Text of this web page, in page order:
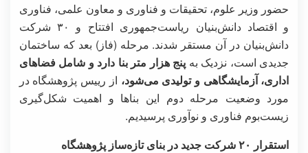
حضور وزیر علوم، تحقیقات و فناوری و معاون علمی، فناوری
و اقتصاد دانش‌بنیان ریاست‌جمهوری افتتاح و ۳۰ شرکت
دانش‌بنیان در آن مستقر شدند. مرحله (فاز) بعد که ساختمان
جدیدی است، نزدیک به پنج هزار متر بنا دارد و شامل فضاهای
اداری، آزمایشگاهی و تولیدی می‌شود، از رییس پژوهشگاه در
مورد وضعیت مرحله دوم این بناها و اهمیت شکل‌گیری
زیست‌بوم فناوری و نوآوری پرسیدیم.
استقرار ۲۰ شرکت جدید در بنای تازه‌ساز پژوهشگاه